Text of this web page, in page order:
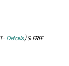
Details)&FREE